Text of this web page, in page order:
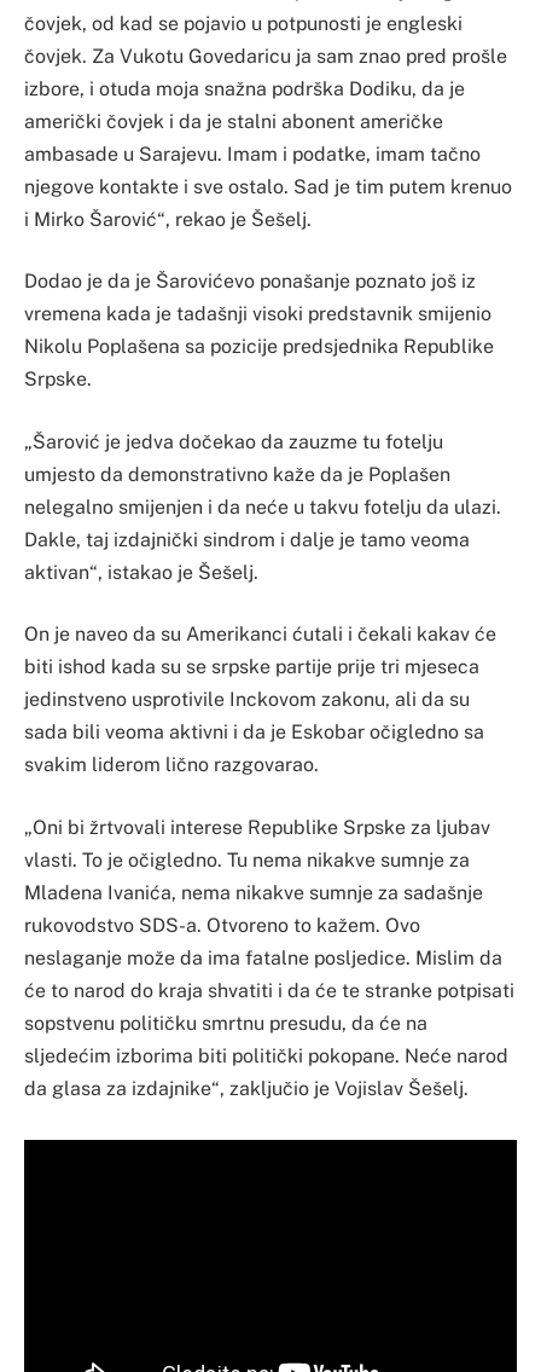
čovjek, od kad se pojavio u potpunosti je engleski
čovjek. Za Vukotu Govedaricu ja sam znao pred prošle
izbore, i otuda moja snažna podrška Dodiku, da je
američki čovjek i da je stalni abonent američke
ambasade u Sarajevu. Imam i podatke, imam tačno
njegove kontakte i sve ostalo. Sad je tim putem krenuo
i Mirko Šarović“, rekao je Šešelj.
Dodao je da je Šarovićevo ponašanje poznato još iz
vremena kada je tadašnji visoki predstavnik smijenio
Nikolu Poplašena sa pozicije predsjednika Republike
Srpske.
„Šarović je jedva dočekao da zauzme tu fotelju
umjesto da demonstrativno kaže da je Poplašen
nelegalno smijenjen i da neće u takvu fotelju da ulazi.
Dakle, taj izdajnički sindrom i dalje je tamo veoma
aktivan“, istakao je Šešelj.
On je naveo da su Amerikanci ćutali i čekali kakav će
biti ishod kada su se srpske partije prije tri mjeseca
jedinstveno usprotivile Inckovom zakonu, ali da su
sada bili veoma aktivni i da je Eskobar očigledno sa
svakim liderom lično razgovarao.
„Oni bi žrtvovali interese Republike Srpske za ljubav
vlasti. To je očigledno. Tu nema nikakve sumnje za
Mladena Ivanića, nema nikakve sumnje za sadašnje
rukovodstvo SDS-a. Otvoreno to kažem. Ovo
neslaganje može da ima fatalne posljedice. Mislim da
će to narod do kraja shvatiti i da će te stranke potpisati
sopstvenu političku smrtnu presudu, da će na
sljedećim izborima biti politički pokopane. Neće narod
da glasa za izdajnike“, zaključio je Vojislav Šešelj.